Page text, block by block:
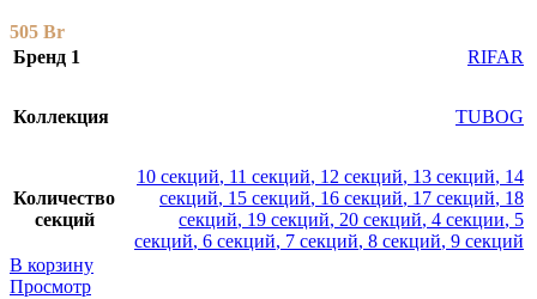
505 Br
Бренд 1
RIFAR
Коллекция TUBOG
Количество
секций
10 секций, 11 секций, 12 секций, 13 секций, 14
секций, 15 секций, 16 секций, 17 секций, 18
секций, 19 секций, 20 секций, 4 секции, 5
секций, 6 секций, 7 секций, 8 секций, 9 секций
В корзину
Просмотр